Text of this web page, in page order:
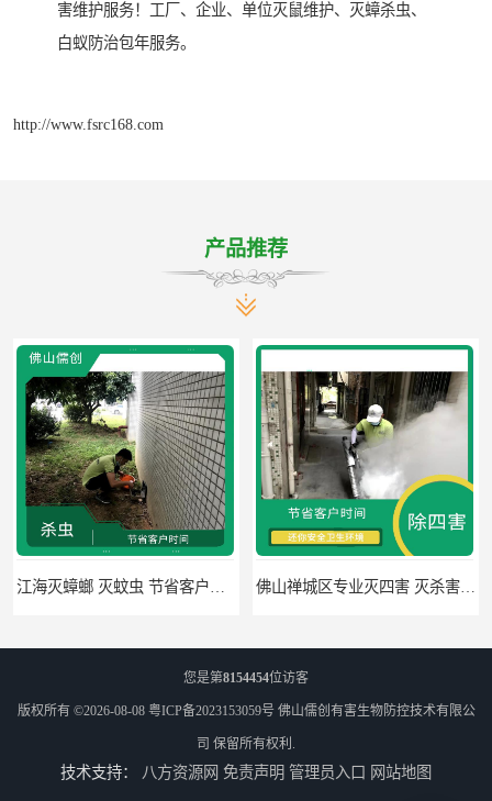
害维护服务！工厂、企业、单位灭鼠维护、灭蟑杀虫、
白蚁防治包年服务。
http://www.fsrc168.com
产品推荐
江海灭蟑螂 灭蚊虫 节省客户时间 佛山禅城区专业灭四害 灭杀害虫 根据现场情况定制中害方案
您是第8154454位访客
版权所有 ©2026-08-08 粤ICP备2023153059号 佛山儒创有害生物防控技术有限公
司 保留所有权利.
技术支持： 八方资源网 免责声明 管理员入口 网站地图